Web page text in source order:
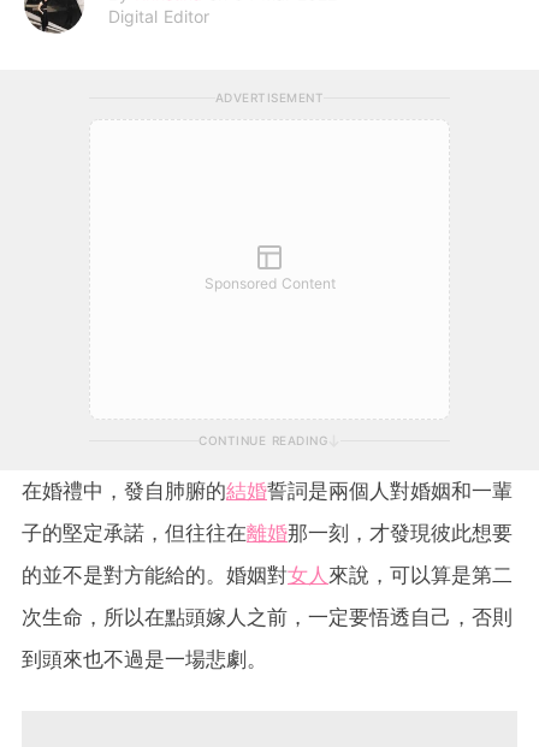
Digital Editor
ADVERTISEMENT
Sponsored Content
CONTINUE READING
在婚禮中，發自肺腑的結婚誓詞是兩個人對婚姻和一輩
子的堅定承諾，但往往在離婚那一刻，才發現彼此想要
的並不是對方能給的。婚姻對女人 來說，可以算是第二
次生命，所以在點頭嫁人之前，一定要悟透自己，否則
到頭來也不過是一場悲劇。